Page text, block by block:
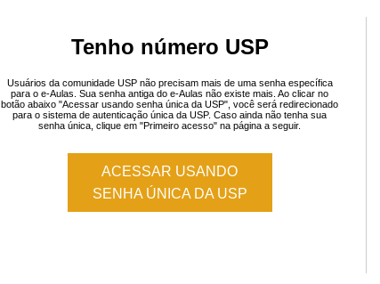
Tenho número USP
Usuários da comunidade USP não precisam mais de uma senha específica
para o e-Aulas. Sua senha antiga do e-Aulas não existe mais. Ao clicar no
botão abaixo "Acessar usando senha única da USP", você será redirecionado
para o sistema de autenticação única da USP. Caso ainda não tenha sua
senha única, clique em "Primeiro acesso" na página a seguir.
ACESSAR USANDO
SENHA ÚNICA DA USP